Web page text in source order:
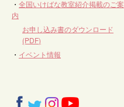
・ 全国いけばな教室紹介掲載のご案
内
お申し込み書のダウンロード
(PDF)
・ イベント情報